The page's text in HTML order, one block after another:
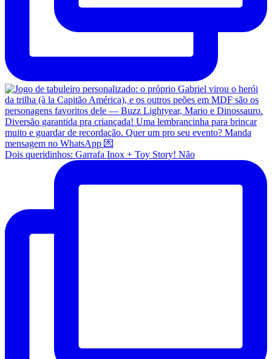
Dois queridinhos: Garrafa Inox + Toy Story! Não